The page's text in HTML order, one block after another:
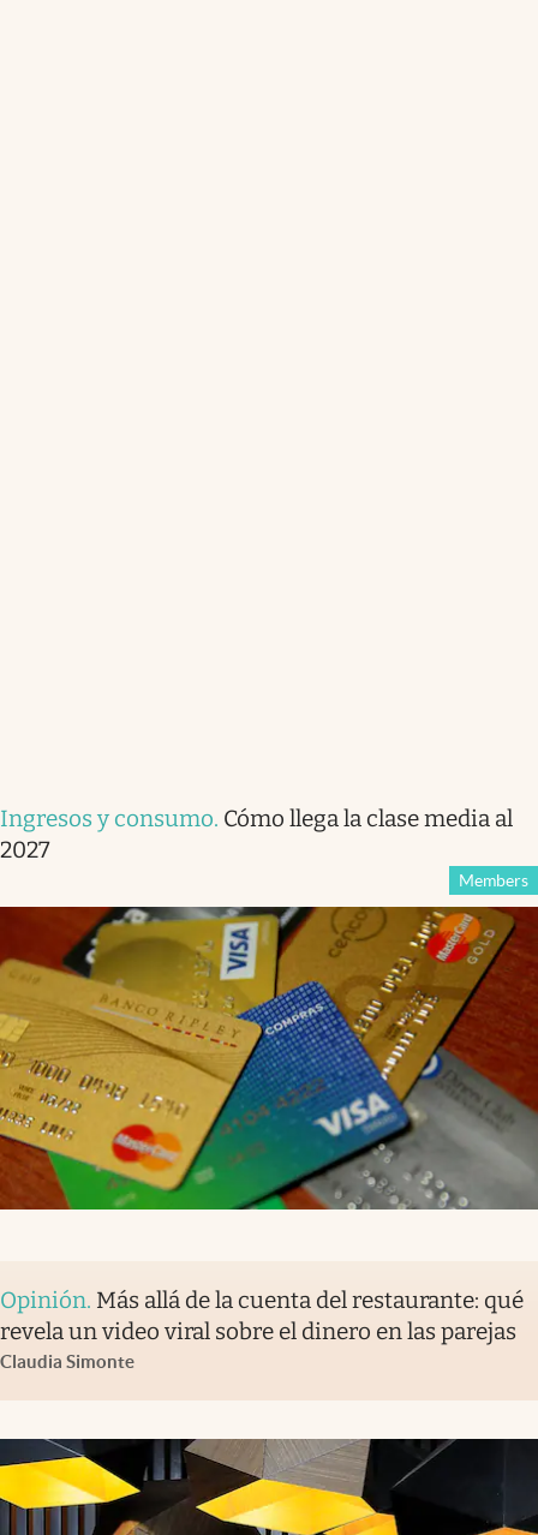
Ingresos y consumo. Cómo llega la clase media al
2027
Members
Opinión. Más allá de la cuenta del restaurante: qué
revela un video viral sobre el dinero en las parejas
Claudia Simonte